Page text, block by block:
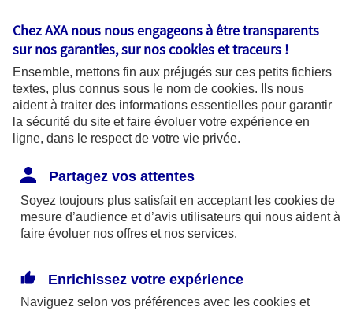
Vous êtes locataire
Si vous quittez votre logement, vous devez donner
votre préavis de départ. Selon la loi, celui-ci peut
passer de trois à un mois « en cas de mutation, de
perte d’emploi ». Si votre propriétaire est d’accord,
vous pouvez aussi envisager de sous-louer votre
logement.
Vous êtes propriétaire
Chez AXA nous nous engageons à être transparents
sur nos garanties, sur noscookies et traceurs !
Ensemble, mettons fin aux préjugés sur ces petits fichiers
textes, plus connus sous le nom de cookies. Ils nous
aident à traiter des informations essentielles pour garantir
la sécurité du site et faire évoluer votre expérience en
ligne, dans le respect de votre vie privée.
Partagez vos attentes
Soyez toujours plus satisfait en acceptant les cookies de
mesure d’audience et d’avis utilisateurs qui nous aident à
faire évoluer nos offres et nos services.
Enrichissez votre expérience
Naviguez selon vos préférences avec les cookies et